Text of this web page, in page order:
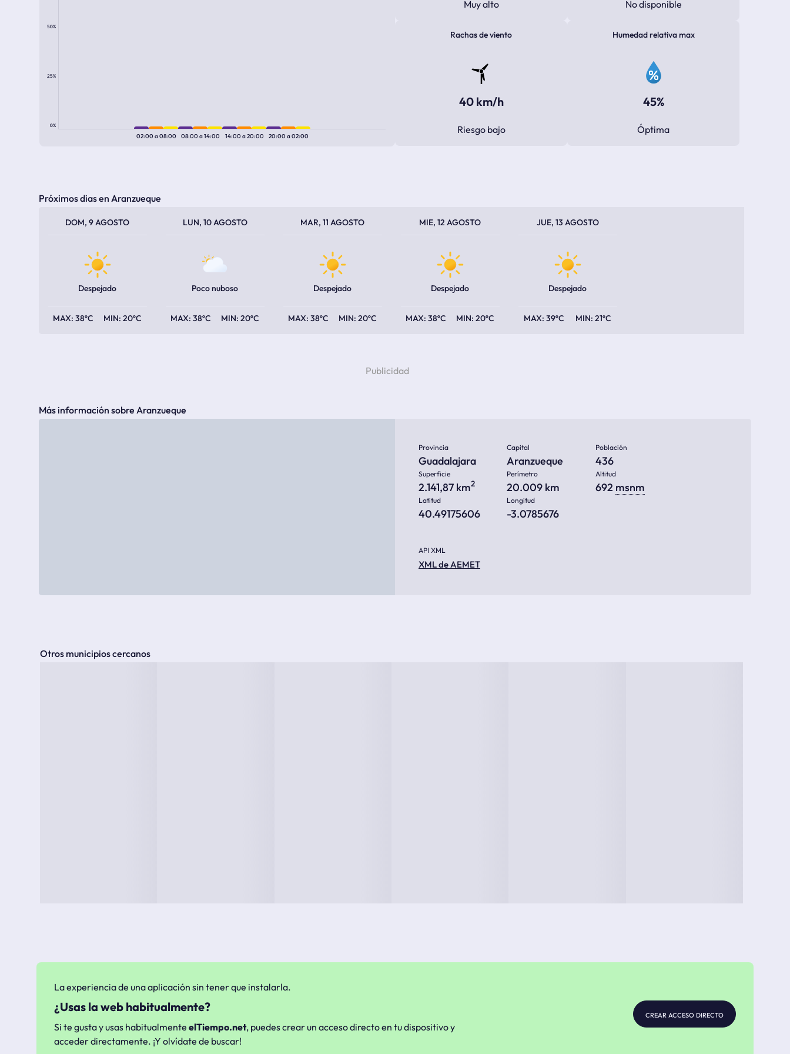
50%
25%
0%
02:00a08:00 08:00a14:00 14:00a20:00 20:00a02:00
Muy alto No disponible
Rachas de viento
40 km/h
Riesgo bajo
Humedad relativa max
45%
Óptima
Próximos dias en Aranzueque
DOM, 9 AGOSTO
Despejado
38ºC 20ºC
LUN, 10 AGOSTO
Poco nuboso
38ºC 20ºC
MAR, 11 AGOSTO
Despejado
38ºC 20ºC
MIE, 12 AGOSTO
Despejado
38ºC 20ºC
JUE, 13 AGOSTO
Despejado
39ºC 21ºC
Más información sobre Aranzueque
Provincia
Guadalajara
Capital
Aranzueque
Población
436
Superficie
2.141,87 km2
Perímetro
20.009 km
Altitud
692 msnm
Latitud
40.49175606
Longitud
-3.0785676
API XML
XML de AEMET
Otros municipios cercanos
La experiencia de una aplicación sin tener que instalarla.
¿Usas la web habitualmente?
Si te gusta y usas habitualmente elTiempo.net, puedes crear un acceso directo en tu dispositivo y
acceder directamente. ¡Y olvídate de buscar!
crear acceso directo